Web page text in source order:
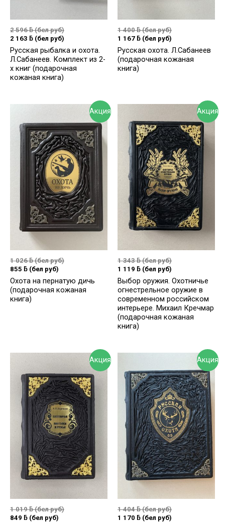
2 596ƃ(бел руб)
2 163 ƃ (бел руб)
Русская рыбалка и охота.
Л.Сабанеев. Комплект из 2-
х книг (подарочная
кожаная книга)
1 400ƃ(бел руб)
1 167 ƃ (бел руб)
Русская охота. Л.Сабанеев
(подарочная кожаная
книга)
Акция
1 026ƃ(бел руб)
855 ƃ (бел руб)
Охота на пернатую дичь
(подарочная кожаная
книга)
Акция
1 343ƃ(бел руб)
1 119 ƃ (бел руб)
Выбор оружия. Охотничье
огнестрельное оружие в
современном российском
интерьере. Михаил Кречмар
(подарочная кожаная
книга)
Акция
1 019ƃ(бел руб)
849 ƃ (бел руб)
Акция
1 404ƃ(бел руб)
1 170 ƃ (бел руб)